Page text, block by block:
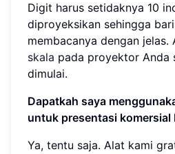
Digit harus setidaknya 10
diproyeksikan sehingga
membacanya dengan jelas.
skala pada proyektor Anda
dimulai.
Dapatkah saya
untuk presentasi komersial
Ya, tentu saja. Alat kami